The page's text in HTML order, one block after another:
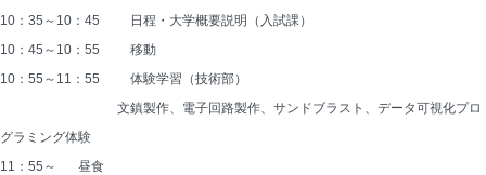
10：35～10：45 	日程・大学概要説明（入試課）
10：45～10：55 	移動
10：55～11：55 	体験学習（技術部）
文鎮製作、電子回路製作、サンドブラスト、データ可視化プロ
グラミング体験
11：55～ 	昼食